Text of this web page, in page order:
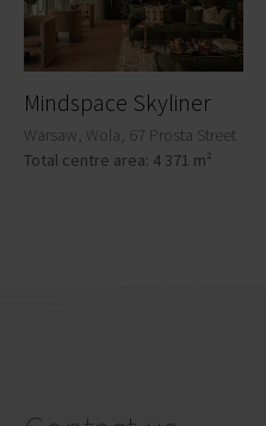
Mindspace Skyliner
Warsaw, Wola, 67 Prosta Street
Total centre area: 4 371 m²